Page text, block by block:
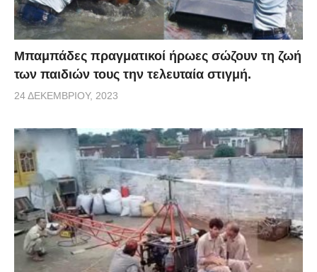
Μπαμπάδες πραγματικοί ήρωες σώζουν τη ζωή
των παιδιών τους την τελευταία στιγμή.
24 ΔΕΚΕΜΒΡΊΟΥ, 2023